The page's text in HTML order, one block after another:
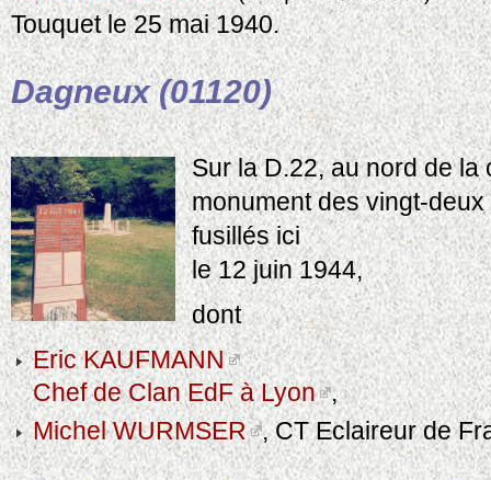
Touquet le 25 mai 1940.
Dagneux (01120)
Sur la D.22, au nord de la
monument des vingt-
fusillés ici
le 12 juin 1944,
dont
Eric KAUFMANN
Chef de Clan EdF à Lyon ,
Michel WURMSER
, CT Eclaireur de